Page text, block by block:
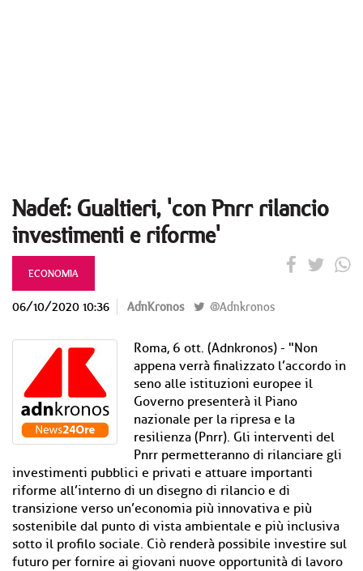
Nadef: Gualtieri, 'con Pnrr rilancio
investimenti e riforme'
ECONOMIA
06/10/2020 10:36 AdnKronos @Adnkronos
Roma, 6 ott. (Adnkronos) - "Non
appena verrà finalizzato l’accordo in
seno alle istituzioni europee il
Governo presenterà il Piano
nazionale per la ripresa e la
resilienza (Pnrr). Gli interventi del
Pnrr permetteranno di rilanciare gli
investimenti pubblici e privati e attuare importanti
riforme all’interno di un disegno di rilancio e di
transizione verso un’economia più innovativa e più
sostenibile dal punto di vista ambientale e più inclusiva
sotto il profilo sociale. Ciò renderà possibile investire sul
futuro per fornire ai giovani nuove opportunità di lavoro